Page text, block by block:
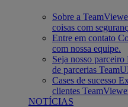
Sobre a
coisas com
Entre em contato
com nossa equipe.
Seja nosso parceiro
de parcerias
Cases de sucesso
clientes
NOTÍCIAS